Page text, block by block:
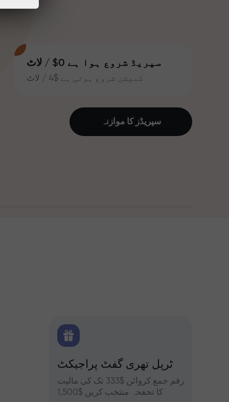
سپریڈ شروع ہوا ہے 0$ / لاٹ
کمیشن شروع ہوتی ہے $4 / لاٹ
سپریڈز کا موازنہ
ٹرپل تھری گفٹ پراجیکٹ
رقم جمع کروائن $333 تک کی مالیت
کا تحفحہ منتخب کریں $1,500